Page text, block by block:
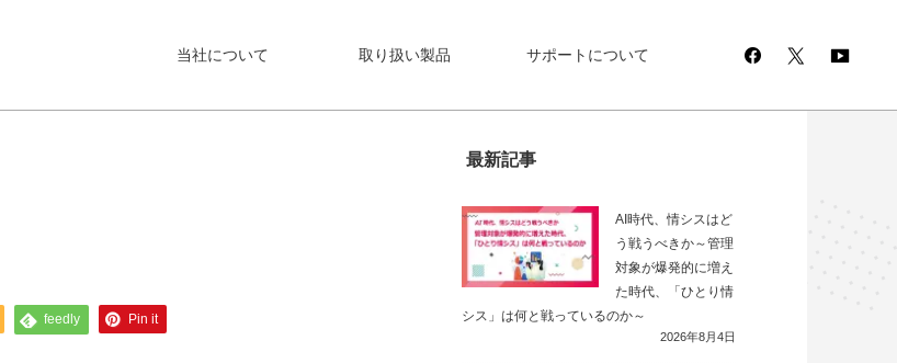
当社について 取り扱い製品 サポートについて
feedly Pin it
最新記事
AI時代、情シスはど
う戦うべきか～管理
対象が爆発的に増え
た時代、「ひとり情
シス」は何と戦っているのか～
2026年8月4日